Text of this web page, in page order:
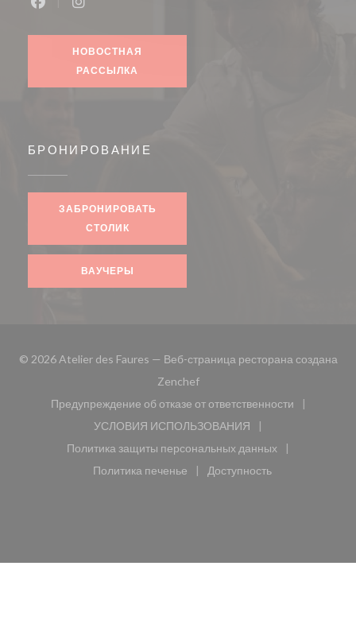
НОВОСТНАЯ
РАССЫЛКА
БРОНИРОВАНИЕ
ЗАБРОНИРОВАТЬ
СТОЛИК
ВАУЧЕРЫ
© 2026 Atelier des Faures — Веб-страница ресторана создана
Zenchef((открывается в новом окне))
Предупреждение об отказе от ответственности
((открывается в новом окне))
УСЛОВИЯ ИСПОЛЬЗОВАНИЯ
((открывается в новом окне))
Политика защиты персональных данных
((открывается в новом окне))
Политика печенье
((открывается в новом окне))
Доступность